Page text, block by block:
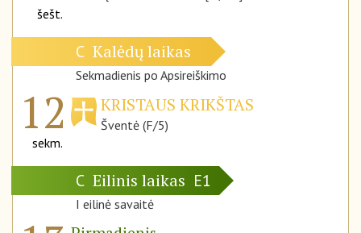
šešt.
C Kalėdų laikas
Sekmadienis po Apsireiškimo
12
sekm.
KRISTAUS KRIKŠTAS
Šventė (F/5)
C Eilinis laikas E1
I eilinė savaitė